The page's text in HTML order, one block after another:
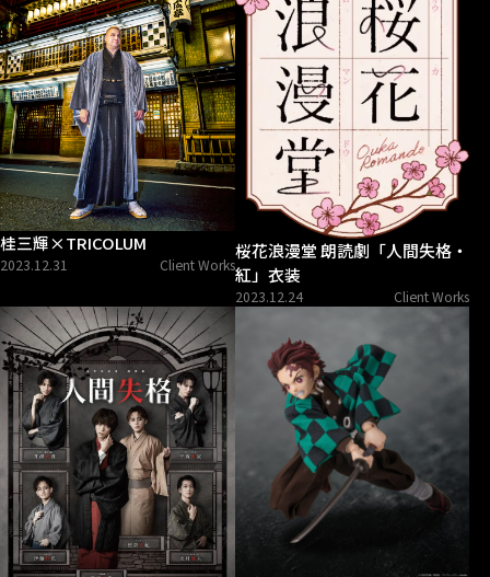
桂三輝×TRICOLUM
2023.12.31 Client Works
桜花浪漫堂 朗読劇「人間失格・
紅」衣装
2023.12.24 Client Works